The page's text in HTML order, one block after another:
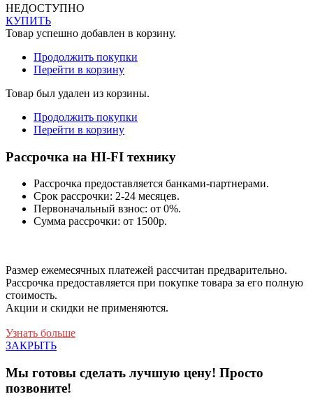
НЕДОСТУПНО
КУПИТЬ
Товар успешно добавлен в корзину.
Продолжить покупки
Перейти в корзину
Товар был удален из корзины.
Продолжить покупки
Перейти в корзину
Рассрочка на HI-FI технику
Рассрочка предоставляется банками-партнерами.
Срок рассрочки: 2-24 месяцев.
Первоначальный взнос: от 0%.
Сумма рассрочки: от 1500р.
Размер ежемесячных платежей рассчитан предварительно.
Рассрочка предоставляется при покупке товара за его полную
стоимость.
Акции и скидки не применяются.
Узнать больше
ЗАКРЫТЬ
Мы готовы сделать лучшую цену! Просто
позвоните!